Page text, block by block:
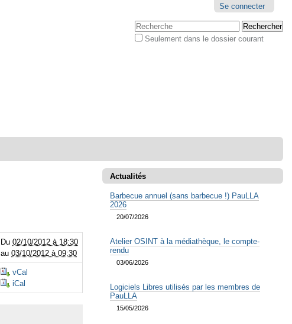
personnels
Se connecter
Chercher par
Seulement dans le dossier courant
Du02/10/2012 à 18:30
au03/10/2012 à 09:30
vCal
iCal
Actualités
Barbecue annuel (sans barbecue !) PauLLA
2026
20/07/2026
Atelier OSINT à la médiathèque, le compte-
rendu
03/06/2026
Logiciels Libres utilisés par les membres de
PauLLA
15/05/2026